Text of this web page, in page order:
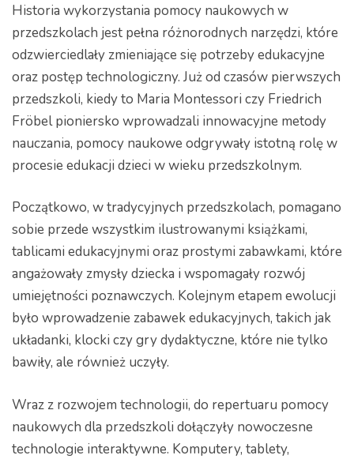
Historia wykorzystania pomocy naukowych w
przedszkolach jest pełna różnorodnych narzędzi, które
odzwierciedlały zmieniające się potrzeby edukacyjne
oraz postęp technologiczny. Już od czasów pierwszych
przedszkoli, kiedy to Maria Montessori czy Friedrich
Fröbel pioniersko wprowadzali innowacyjne metody
nauczania, pomocy naukowe odgrywały istotną rolę w
procesie edukacji dzieci w wieku przedszkolnym.
Początkowo, w tradycyjnych przedszkolach, pomagano
sobie przede wszystkim ilustrowanymi książkami,
tablicami edukacyjnymi oraz prostymi zabawkami, które
angażowały zmysły dziecka i wspomagały rozwój
umiejętności poznawczych. Kolejnym etapem ewolucji
było wprowadzenie zabawek edukacyjnych, takich jak
układanki, klocki czy gry dydaktyczne, które nie tylko
bawiły, ale również uczyły.
Wraz z rozwojem technologii, do repertuaru pomocy
naukowych dla przedszkoli dołączyły nowoczesne
technologie interaktywne. Komputery, tablety,